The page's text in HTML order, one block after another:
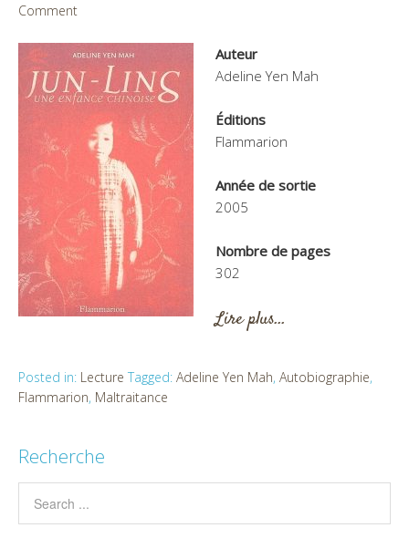
Comment
Auteur
Adeline Yen Mah
Éditions
Flammarion
Année de sortie
2005
Nombre de pages
302
Lire plus…
Posted in: Lecture Tagged: Adeline Yen Mah, Autobiographie,
Flammarion, Maltraitance
Recherche